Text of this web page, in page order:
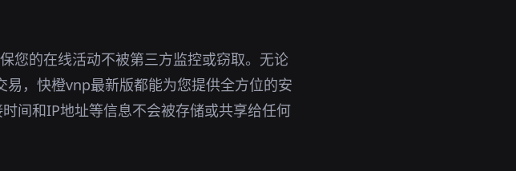
您的在线活动不被第三方监控或窃取。无论
，快橙vnp最新版都能为您提供全方位的安
间和IP地址等信息不会被存储或共享给任何